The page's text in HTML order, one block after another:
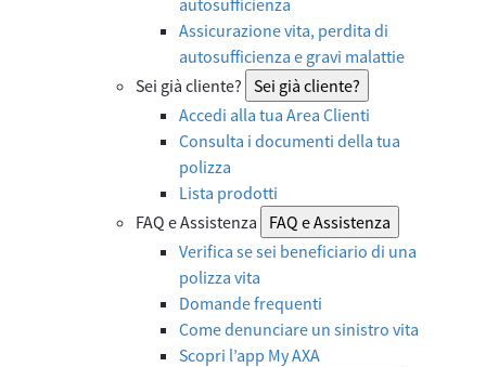
Assicurazione vita, perdita di
autosufficienza e gravi malattie
Sei già cliente? Sei già cliente?
Accedi alla tua Area Clienti
Consulta i documenti della tua
polizza
Lista prodotti
FAQ e Assistenza
FAQ e Assistenza
Verifica se sei beneficiario di una
polizza vita
Domande frequenti
Come denunciare un sinistro vita
Scopri l’app My AXA